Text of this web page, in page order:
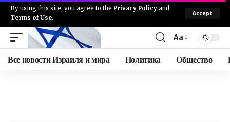
By using this site, you agree to the Privacy Policy and
Terms of Use.
Accept
Aa
Все новости Израиля и мира Политика Общество